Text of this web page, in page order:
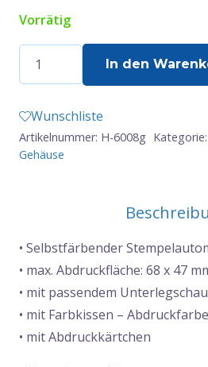
Vorrätig
Heavy
-
68x47mm
In den
Wunschliste
Artikelnummer: H-6008g Kategorie:
Gehäuse
• Selbstfärbender
• max. Abdruckfläche: 68 x 47
• mit passendem
• mit Farbkissen –
• mit Abdruckkärtchen